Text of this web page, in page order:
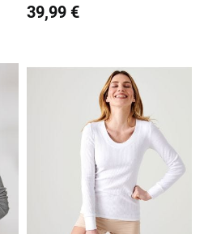
39,99 €